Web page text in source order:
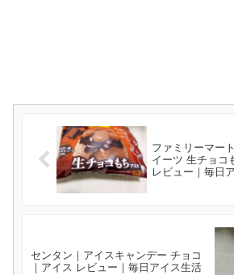
ファミリーマー
イーツ 生チョコ
レビュー｜毎日
センタン｜アイスキャンデー チョコ
｜アイス レビュー｜毎日アイス生活